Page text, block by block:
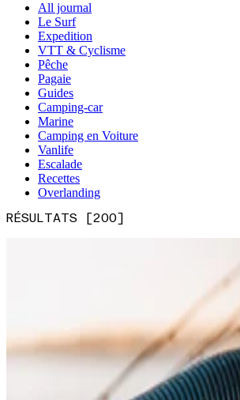
All journal
Le Surf
Expedition
VTT & Cyclisme
Pêche
Pagaie
Guides
Camping-car
Marine
Camping en Voiture
Vanlife
Escalade
Recettes
Overlanding
RÉSULTATS [200]